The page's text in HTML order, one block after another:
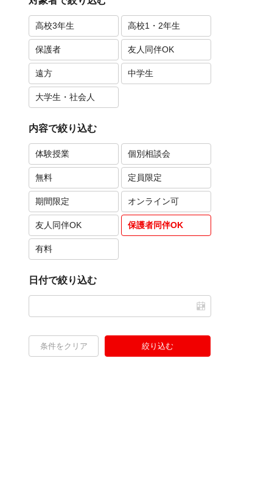
高校3年生 高校1・2年生
保護者 友人同伴OK
遠方 中学生
大学生・社会人
内容で絞り込む
体験授業 個別相談会
無料 定員限定
期間限定 オンライン可
友人同伴OK 保護者同伴OK
有料
日付で絞り込む
条件をクリア 絞り込む